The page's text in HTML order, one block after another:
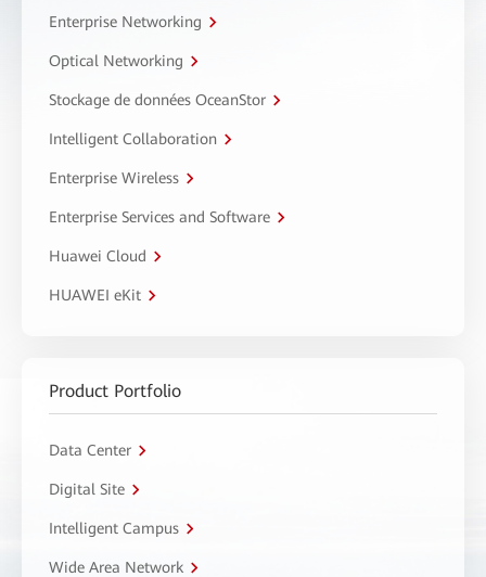
Enterprise Networking
Optical Networking
Stockage de données OceanStor
Intelligent Collaboration
Enterprise Wireless
Enterprise Services and Software
Huawei Cloud
HUAWEI eKit
Product Portfolio
Data Center
Digital Site
Intelligent Campus
Wide Area Network